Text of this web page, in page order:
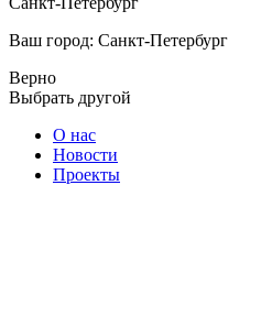
Ваш город: Санкт-Петербург
Верно
Выбрать другой
О нас
Новости
Проекты